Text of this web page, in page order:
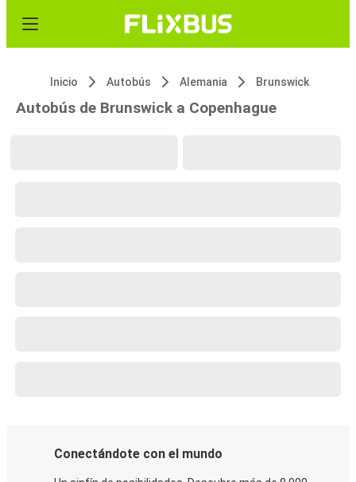
Inicio Autobús Alemania Brunswick
Autobús de Brunswick a Copenhague
Conectándote con el mundo